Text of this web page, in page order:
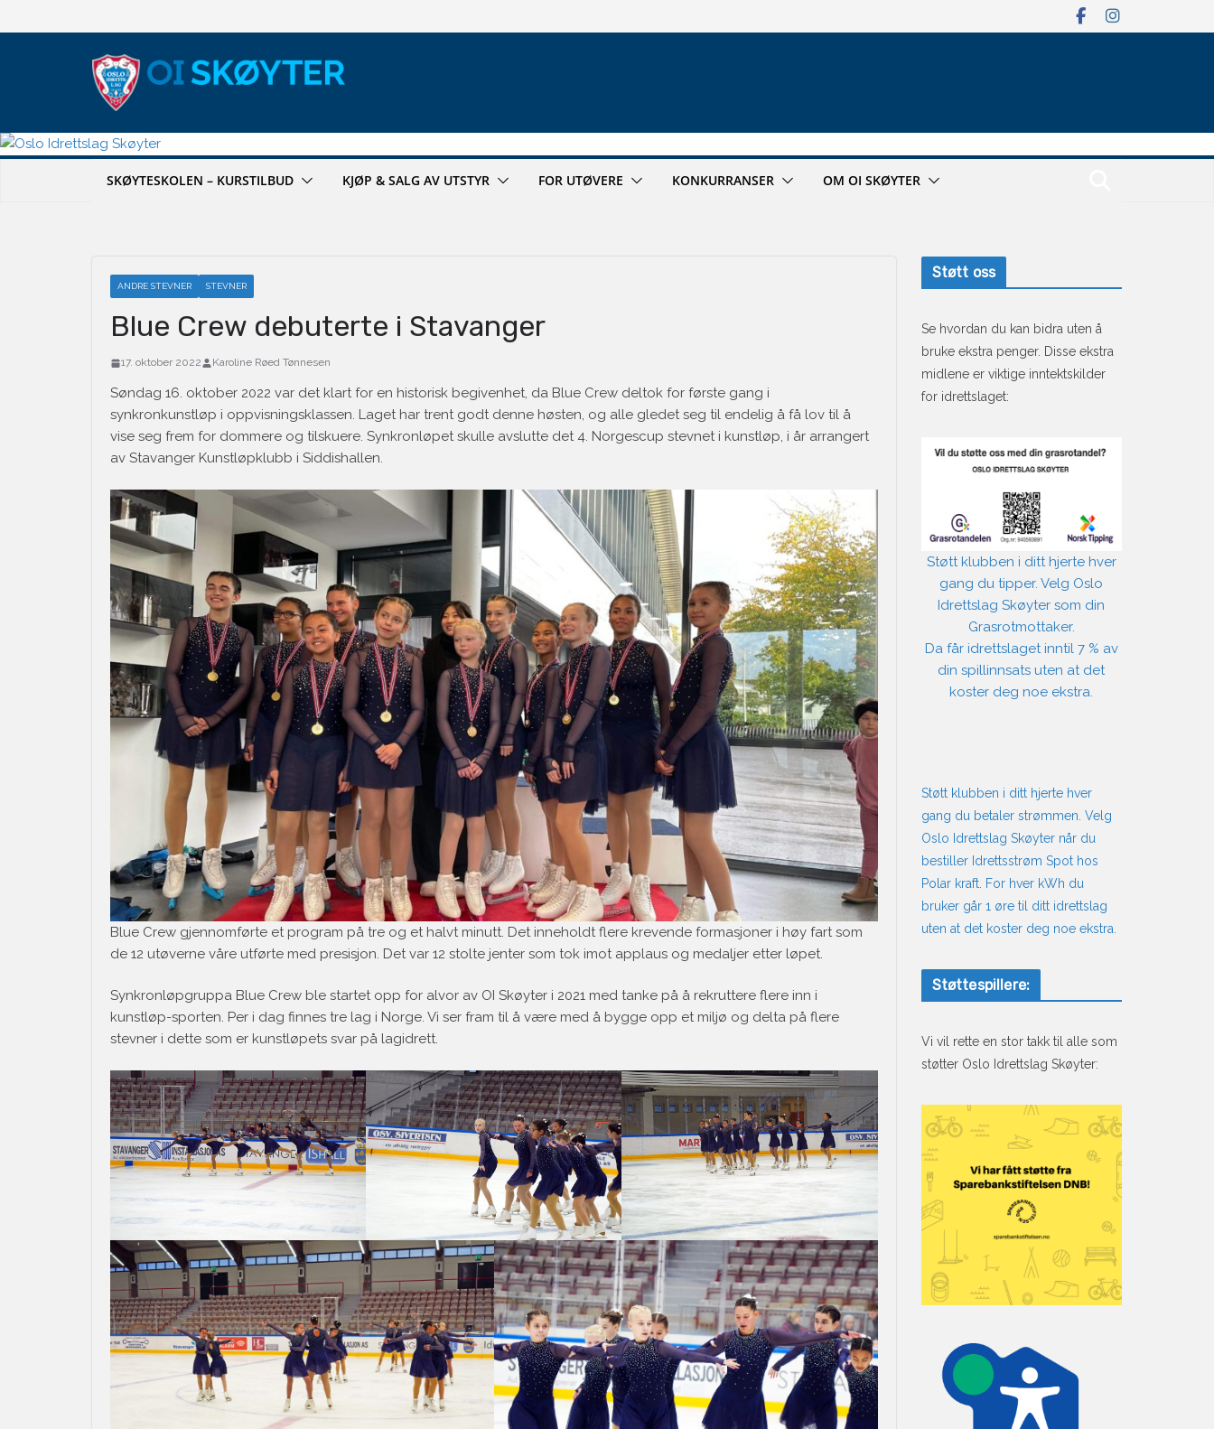
til
SKØYTESKOLEN – KURSTILBUD KJØP & SALG AV UTSTYR FOR UTØVERE KONKURRANSER OM OI SKØYTER
ANDRE STEVNER STEVNER
Blue Crew debuterte i Stavanger
17. oktober 2022 Karoline Røed Tønnesen
Søndag 16. oktober 2022 var det klart for en historisk begivenhet, da Blue Crew deltok for første gang i
synkronkunstløp i oppvisningsklassen. Laget har trent godt denne høsten, og alle gledet seg til endelig å få lov til å
vise seg frem for dommere og tilskuere. Synkronløpet skulle avslutte det 4. Norgescup stevnet i kunstløp, i år arrangert
av Stavanger Kunstløpklubb i Siddishallen.
Blue Crew gjennomførte et program på tre og et halvt minutt. Det inneholdt flere krevende formasjoner i høy fart som
de 12 utøverne våre utførte med presisjon. Det var 12 stolte jenter som tok imot applaus og medaljer etter løpet.
Synkronløpgruppa Blue Crew ble startet opp for alvor av OI Skøyter i 2021 med tanke på å rekruttere flere inn i
kunstløp-sporten. Per i dag finnes tre lag i Norge. Vi ser fram til å være med å bygge opp et miljø og delta på flere
stevner i dette som er kunstløpets svar på lagidrett.
Støtt oss
Se hvordan du kan bidra uten å
bruke ekstra penger. Disse ekstra
midlene er viktige inntektskilder
for idrettslaget:
Støtt klubben i ditt hjerte hver
gang du tipper. Velg Oslo
Idrettslag Skøyter som din
Grasrotmottaker.
Da får idrettslaget inntil 7 % av
din spillinnsats uten at det
koster deg noe ekstra.
Støtt klubben i ditt hjerte hver
gang du betaler strømmen. Velg
Oslo Idrettslag Skøyter når du
bestiller Idrettsstrøm Spot hos
Polar kraft. For hver kWh du
bruker går 1 øre til ditt idrettslag
uten at det koster deg noe ekstra.
Støttespillere:
Vi vil rette en stor takk til alle som
støtter Oslo Idrettslag Skøyter: